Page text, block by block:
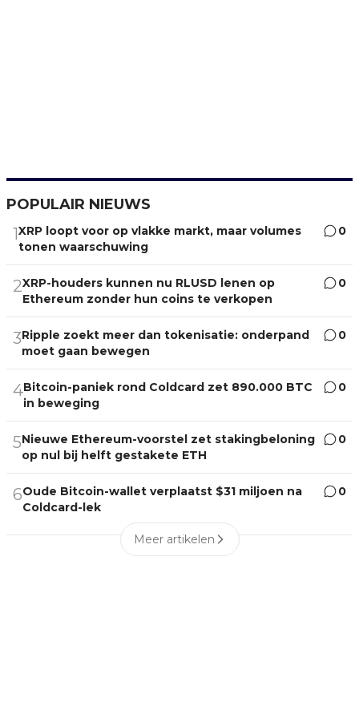
POPULAIR NIEUWS
1XRP loopt voor op vlakke markt, maar volumes
tonen waarschuwing
0
2XRP-houders kunnen nu RLUSD lenen op
Ethereum zonder hun coins te verkopen
0
3Ripple zoekt meer dan tokenisatie: onderpand
moet gaan bewegen
0
4Bitcoin-paniek rond Coldcard zet 890.000 BTC
in beweging
0
5Nieuwe Ethereum-voorstel zet stakingbeloning
op nul bij helft gestakete ETH
0
6Oude Bitcoin-wallet verplaatst $31 miljoen na
Coldcard-lek
0
Meer artikelen